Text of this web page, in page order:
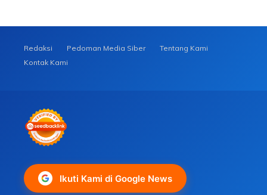
Redaksi Pedoman Media Siber
Tentang Kami
Kontak Kami
Ikuti Kami di Google News